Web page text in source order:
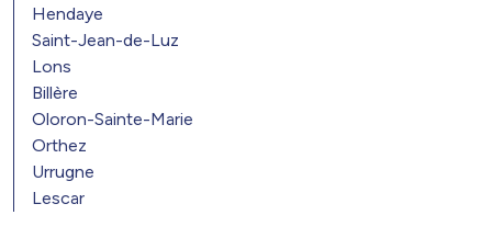
Hendaye
Saint-Jean-de-Luz
Lons
Billère
Oloron-Sainte-Marie
Orthez
Urrugne
Lescar